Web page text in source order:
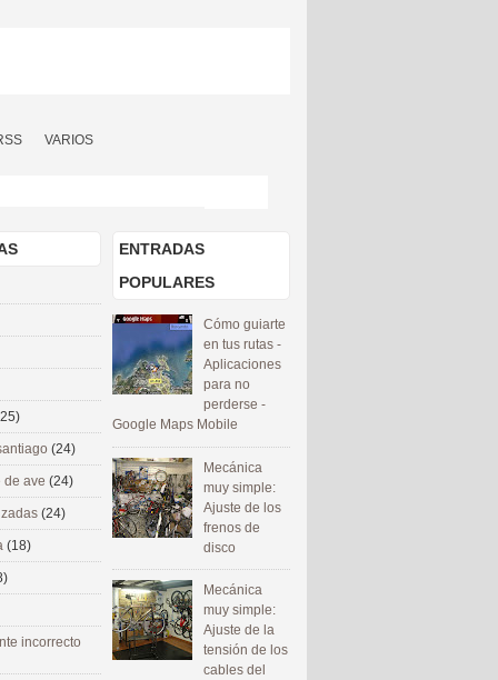
VARIOS
ENTRADAS
POPULARES
Cómo guiarte
en tus rutas -
Aplicaciones
para no
perderse -
Google Maps Mobile
Mecánica
muy simple:
Ajuste de los
frenos de
disco
Mecánica
muy simple:
Ajuste de la
tensión de los
cables del
(24)
de ave (24)
(24)
(18)
incorrecto